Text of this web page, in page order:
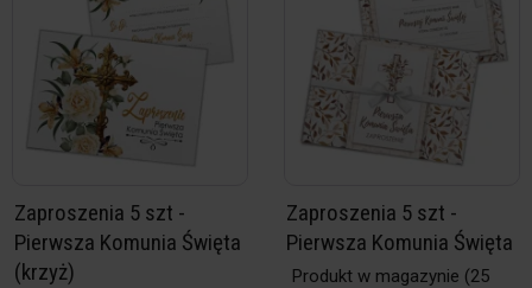
Zaproszenia 5 szt -
Pierwsza Komunia Święta
(krzyż)
Zaproszenia 5 szt -
Pierwsza Komunia Święta
Produkt w magazynie (25